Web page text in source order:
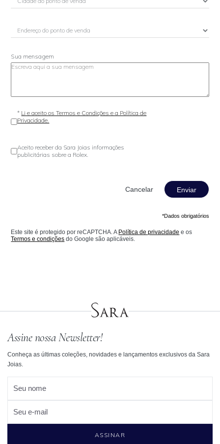
Sua mensagem
* Li e aceito os Termos e Condições e a Política de
Privacidade.
Aceito receber da Sara Joias informações
publicitárias sobre a Rolex.
Enviar
*Dados obrigatórios
Este site é protegido por reCAPTCHA. A Política de privacidade e os
Termos e condições do Google são aplicáveis.
Assine nossa Newsletter!
Conheça as últimas coleções, novidades e lançamentos exclusivos da Sara
Joias.
Seu nome
Seu e-mail
ASSINAR